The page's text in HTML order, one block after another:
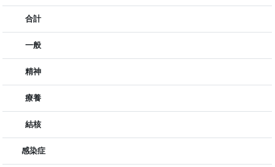
合計
一般
精神
療養
結核
感染症